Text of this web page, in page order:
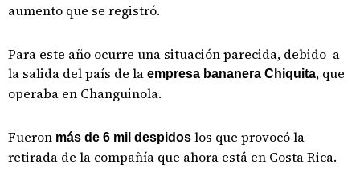
aumento que se registró.
Para este año ocurre una situación parecida, debido a
la salida del país de la empresa bananera Chiquita, que
operaba en Changuinola.
Fueron más de 6 mil despidos los que provocó la
retirada de la compañía que ahora está en Costa Rica.